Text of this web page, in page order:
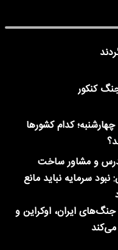
کنکور
کدام کشورها
و مشاور ساخت
سرمایه نباید مانع
ایران، اوکراین و